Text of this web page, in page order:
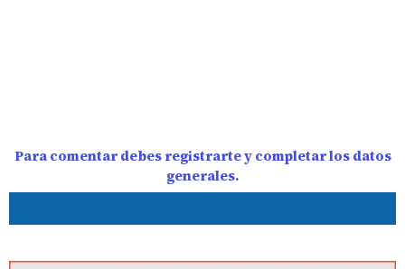
Para comentar debes registrarte y completar los datos
generales.